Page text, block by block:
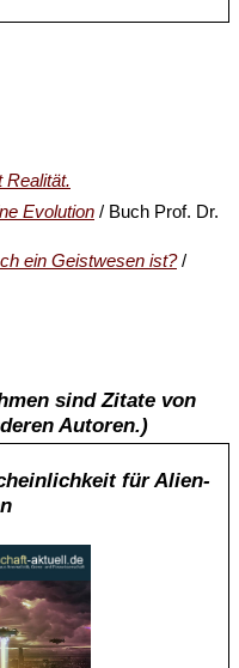
Realität.
Evolution / Buch Prof. Dr.
ein Geistwesen ist?/
sind Zitate von
Autoren.)
für Alien-